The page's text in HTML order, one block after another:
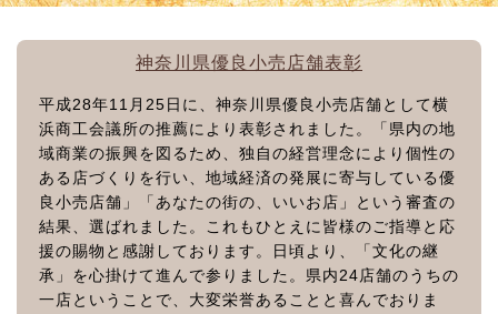
神奈川県優良小売店舗表彰
平成28年11月25日に、神奈川県優良小売店舗として横
浜商工会議所の推薦により表彰されました。「県内の地
域商業の振興を図るため、独自の経営理念により個性の
ある店づくりを行い、地域経済の発展に寄与している優
良小売店舗」「あなたの街の、いいお店」という審査の
結果、選ばれました。これもひとえに皆様のご指導と応
援の賜物と感謝しております。日頃より、「文化の継
承」を心掛けて進んで参りました。県内24店舗のうちの
一店ということで、大変栄誉あることと喜んでおりま